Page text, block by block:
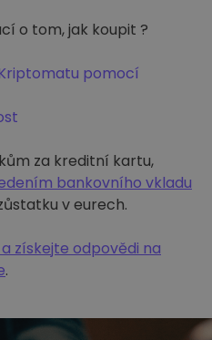
o tom, jak koupit ?
pomocí
za kreditní kartu,
bankovního vkladu
v eurech.
získejte odpovědi na
.